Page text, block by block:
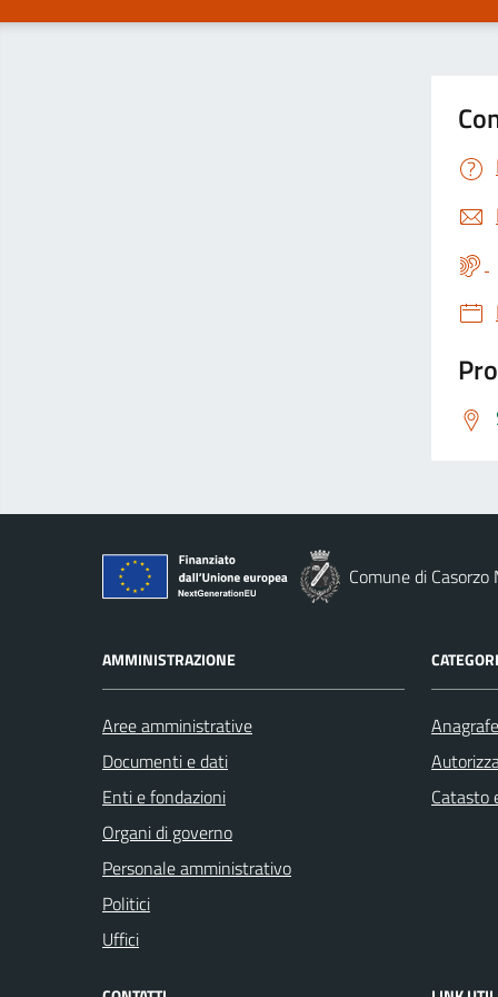
Comune di
AMMINISTRAZIONE
Aree amministrative
Documenti e dati
Enti e fondazioni
Organi di governo
Personale amministrativo
Politici
Uffici
Catasto